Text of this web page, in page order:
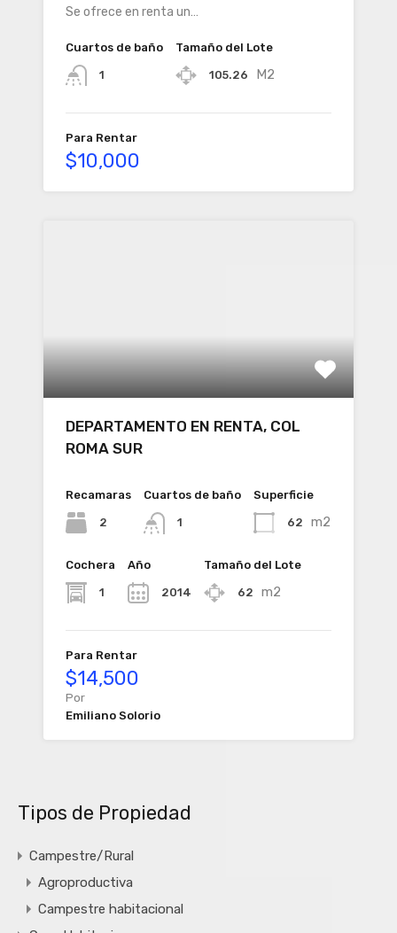
Se ofrece en renta un…
Cuartos de baño
1
Tamaño del Lote
105.26 M2
Para Rentar
$10,000
DEPARTAMENTO EN RENTA, COL
ROMA SUR
Recamaras
2
Cuartos de baño
1
Superficie
62 m2
Cochera
1
Año
2014
Tamaño del Lote
62 m2
Para Rentar
$14,500
Por
Emiliano Solorio
Tipos de Propiedad
Campestre/Rural
Agroproductiva
Campestre habitacional